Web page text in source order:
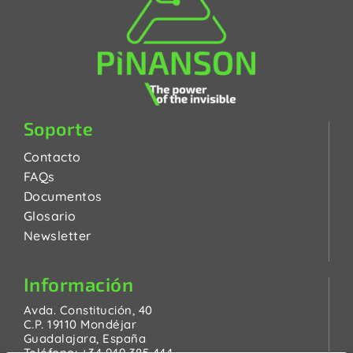
Soporte
Contacto
FAQs
Documentos
Glosario
Newsletter
Información
Avda. Constitución, 40
C.P. 19110 Mondéjar
Guadalajara, España